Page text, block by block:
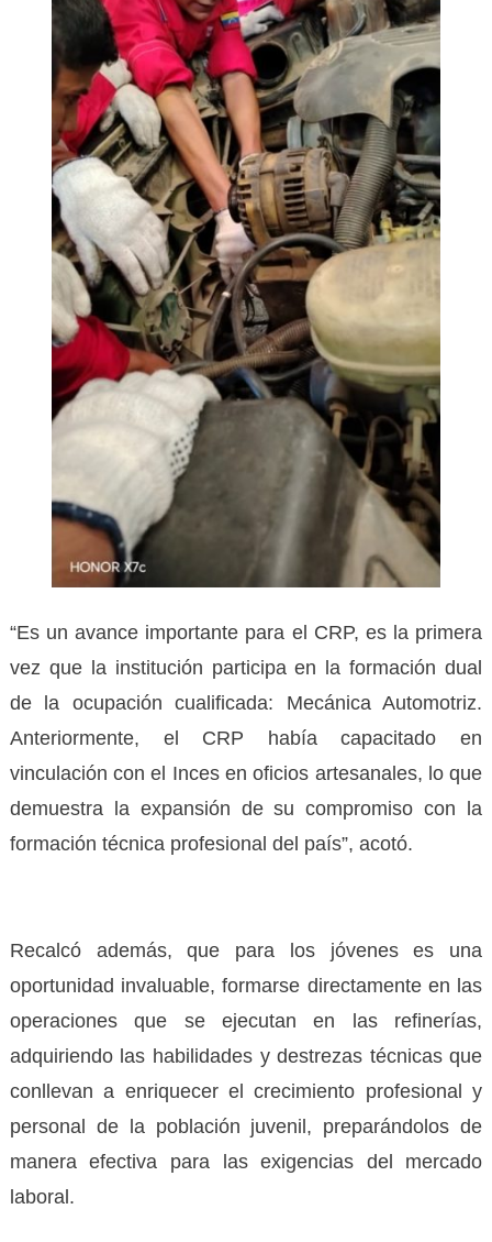
“Es un avance importante para el CRP, es la primera
vez que la institución participa en la formación dual
de la ocupación cualificada: Mecánica Automotriz.
Anteriormente, el CRP había capacitado en
vinculación con el Inces en oficios artesanales, lo que
demuestra la expansión de su compromiso con la
formación técnica profesional del país”, acotó.
Recalcó además, que para los jóvenes es una
oportunidad invaluable, formarse directamente en las
operaciones que se ejecutan en las refinerías,
adquiriendo las habilidades y destrezas técnicas que
conllevan a enriquecer el crecimiento profesional y
personal de la población juvenil, preparándolos de
manera efectiva para las exigencias del mercado
laboral.